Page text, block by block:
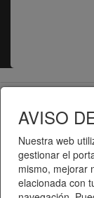
AVISO
Nuestra web
gestionar el
mismo, mejorar
elacionada con
Telematel S.L.